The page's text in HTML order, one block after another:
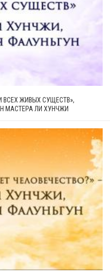
ВСЕХ ЖИВЫХ СУЩЕСТВ»,
МАСТЕРА ЛИ ХУНЧЖИ